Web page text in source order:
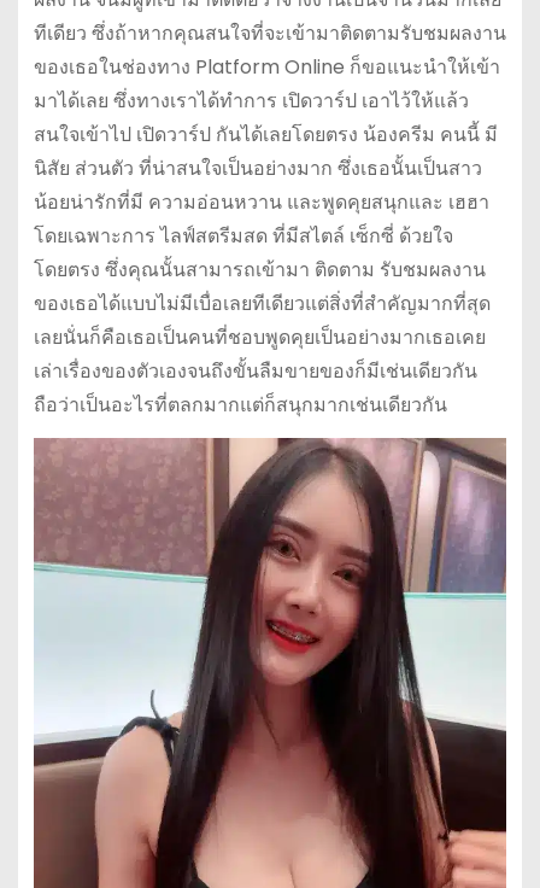
ทีเดียว ซึ่งถ้าหากคุณสนใจที่จะเข้ามาติดตามรับชมผลงาน
ของเธอในช่องทาง Platform Online ก็ขอแนะนำให้เข้า
มาได้เลย ซึ่งทางเราได้ทำการ เปิดวาร์ป เอาไว้ให้แล้ว
สนใจเข้าไป เปิดวาร์ป กันได้เลยโดยตรง น้องครีม คนนี้ มี
นิสัย ส่วนตัว ที่น่าสนใจเป็นอย่างมาก ซึ่งเธอนั้นเป็นสาว
น้อยน่ารักที่มี ความอ่อนหวาน และพูดคุยสนุกและ เฮฮา
โดยเฉพาะการ ไลฟ์สตรีมสด ที่มีสไตล์ เซ็กซี่ ด้วยใจ
โดยตรง ซึ่งคุณนั้นสามารถเข้ามา ติดตาม รับชมผลงาน
ของเธอได้แบบไม่มีเบื่อเลยทีเดียวแต่สิ่งที่สำคัญมากที่สุด
เลยนั่นก็คือเธอเป็นคนที่ชอบพูดคุยเป็นอย่างมากเธอเคย
เล่าเรื่องของตัวเองจนถึงขั้นลืมขายของก็มีเช่นเดียวกัน
ถือว่าเป็นอะไรที่ตลกมากแต่ก็สนุกมากเช่นเดียวกัน